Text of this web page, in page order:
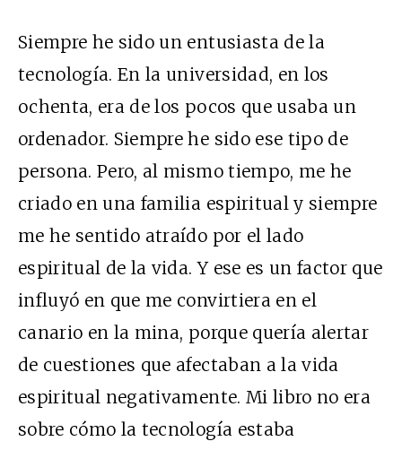
Siempre he sido un entusiasta de la
tecnología. En la universidad, en los
ochenta, era de los pocos que usaba un
ordenador. Siempre he sido ese tipo de
persona. Pero, al mismo tiempo, me he
criado en una familia espiritual y siempre
me he sentido atraído por el lado
espiritual de la vida. Y ese es un factor que
influyó en que me convirtiera en el
canario en la mina, porque quería alertar
de cuestiones que afectaban a la vida
espiritual negativamente. Mi libro no era
sobre cómo la tecnología estaba